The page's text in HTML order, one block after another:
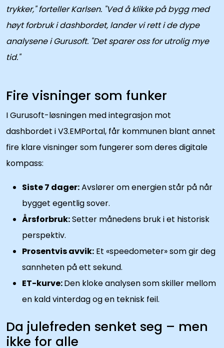
trykker," forteller Karlsen. "Ved å klikke på bygg med
høyt forbruk i dashbordet, lander vi rett i de dype
analysene i Gurusoft. "Det sparer oss for utrolig mye
tid."
Fire visninger som funker
I Gurusoft-løsningen med integrasjon mot
dashbordet i V3.EMPortal, får kommunen blant annet
fire klare visninger som fungerer som deres digitale
kompass:
Siste 7 dager:Avslører om energien står på når
bygget egentlig sover.
Årsforbruk:Setter månedens bruk i et historisk
perspektiv.
Prosentvis avvik: Et «speedometer» som gir deg
sannheten på ett sekund.
ET-kurve:Den kloke analysen som skiller mellom
en kald vinterdag og en teknisk feil.
Da julefreden senket seg – men
ikke for alle